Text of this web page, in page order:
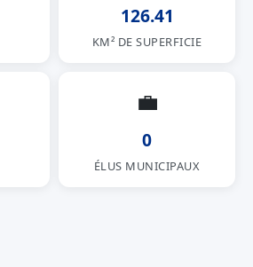
126.41
KM² DE SUPERFICIE
💼
0
ÉLUS MUNICIPAUX